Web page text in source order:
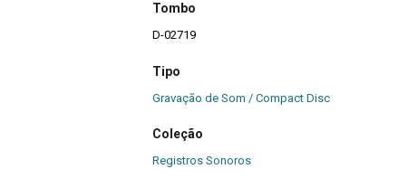
Tombo
D-02719
Tipo
Gravação de Som / Compact Disc
Coleção
Registros Sonoros